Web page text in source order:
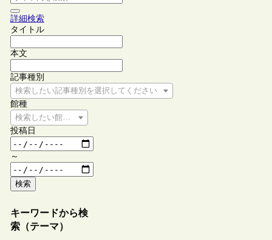
詳細検索
タイトル
本文
記事種別
検索したい記事種別を選択してください
館種
検索したい館種を選択してください
投稿日
～
検索
キーワードから検
索（テーマ）